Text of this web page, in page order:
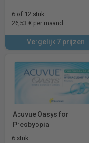
6 of 12 stuk
26,53 € per maand
Vergelijk 7 prijzen
Acuvue Oasys for
Presbyopia
6 stuk